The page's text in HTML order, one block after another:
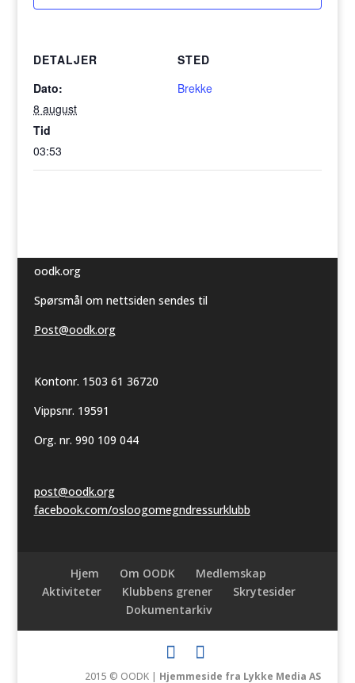
DETALJER
Dato:
8 august
Tid
03:53
STED
Brekke
oodk.org
Spørsmål om nettsiden sendes til
Post@oodk.org
Kontonr. 1503 61 36720
Vippsnr. 19591
Org. nr. 990 109 044
post@oodk.org
facebook.com/osloogomegndressurklubb
Hjem Om OODK
Medlemskap
Aktiviteter
Klubbens grener
Skrytesider
Dokumentarkiv
2015 © OODK | Hjemmeside fra Lykke Media AS